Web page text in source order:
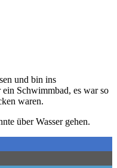
und bin ins
Schwimmbad, es war so
waren.
über Wasser gehen.